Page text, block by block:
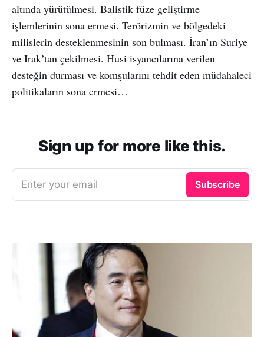
altında yürütülmesi. Balistik füze geliştirme
işlemlerinin sona ermesi. Terörizmin ve bölgedeki
milislerin desteklenmesinin son bulması. İran’ın Suriye
ve Irak’tan çekilmesi. Husi isyancılarına verilen
desteğin durması ve komşularını tehdit eden müdahaleci
politikaların sona ermesi…
Sign up for more like this.
Enter your email Subscribe